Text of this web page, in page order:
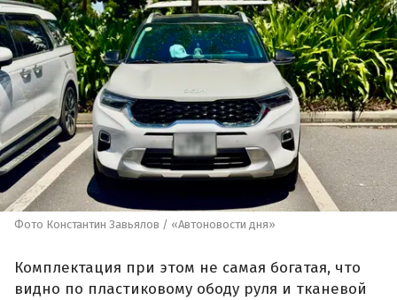
Фото Константин Завьялов / «Автоновости дня»
Комплектация при этом не самая богатая, что
видно по пластиковому ободу руля и тканевой